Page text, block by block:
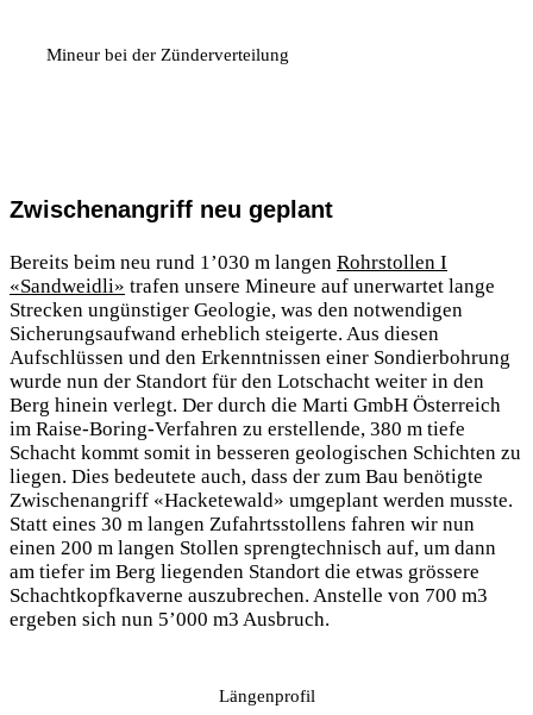
Mineur bei der Zünderverteilung
Zwischenangriff neu geplant
Bereits beim neu rund 1’030 m langen Rohrstollen I
«Sandweidli» trafen unsere Mineure auf unerwartet lange
Strecken ungünstiger Geologie, was den notwendigen
Sicherungsaufwand erheblich steigerte. Aus diesen
Aufschlüssen und den Erkenntnissen einer Sondierbohrung
wurde nun der Standort für den Lotschacht weiter in den
Berg hinein verlegt. Der durch die Marti GmbH Österreich
im Raise-Boring-Verfahren zu erstellende, 380 m tiefe
Schacht kommt somit in besseren geologischen Schichten zu
liegen. Dies bedeutete auch, dass der zum Bau benötigte
Zwischenangriff «Hacketewald» umgeplant werden musste.
Statt eines 30 m langen Zufahrtsstollens fahren wir nun
einen 200 m langen Stollen sprengtechnisch auf, um dann
am tiefer im Berg liegenden Standort die etwas grössere
Schachtkopfkaverne auszubrechen. Anstelle von 700 m3
ergeben sich nun 5’000 m3 Ausbruch.
Längenprofil